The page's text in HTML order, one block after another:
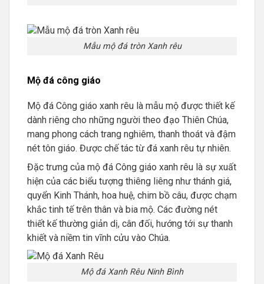
Mẫu mộ đá tròn Xanh rêu
Mộ đá công giáo
Mộ đá Công giáo xanh rêu là mẫu mộ được thiết kế
dành riêng cho những người theo đạo Thiên Chúa,
mang phong cách trang nghiêm, thanh thoát và đậm
nét tôn giáo. Được chế tác từ đá xanh rêu tự nhiên.
Đặc trưng của mộ đá Công giáo xanh rêu là sự xuất
hiện của các biểu tượng thiêng liêng như thánh giá,
quyển Kinh Thánh, hoa huệ, chim bồ câu, được chạm
khắc tinh tế trên thân và bia mộ. Các đường nét
thiết kế thường giản dị, cân đối, hướng tới sự thanh
khiết và niềm tin vĩnh cửu vào Chúa.
Mộ đá Xanh Rêu Ninh Bình